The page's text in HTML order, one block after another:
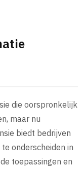
die oorspronkelijk
maar nu
biedt bedrijven
onderscheiden in
toepassingen en